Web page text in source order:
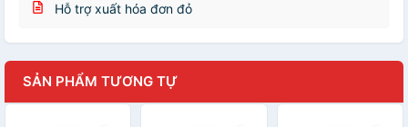
Hỗ trợ xuất hóa đơn đỏ
SẢN PHẨM TƯƠNG TỰ